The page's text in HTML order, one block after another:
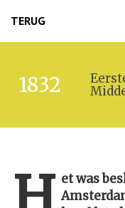
TERUG
1832
et was